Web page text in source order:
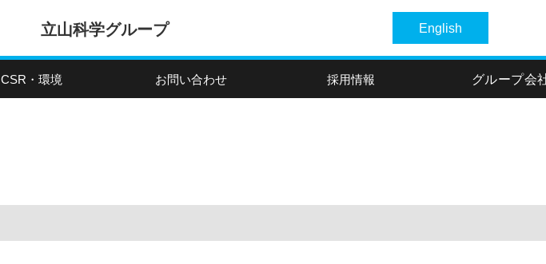
立山科学グループ English
CSR・環境 お問い合わせ 採用情報 グループ会